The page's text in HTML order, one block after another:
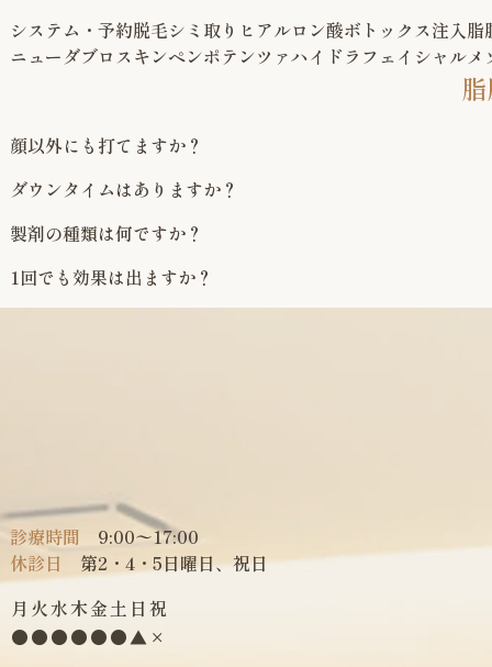
システム・予約脱毛シミ取り ヒアルロン酸ボトックス注入脂
ニューダブロスキンペンポテンツァハイドラフェイシャルメ
顔以外にも打てますか？
ダウンタイムはありますか？
製剤の種類は何ですか？
1回でも効果は出ますか？
診療時間 9:00〜17:00
休診日
第2・4・5日曜日、祝日
月 火水木金土 日 祝
●●●●●●▲ ×